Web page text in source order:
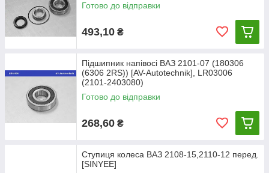
Готово до відправки
493,10 ₴
Підшипник напівосі ВАЗ 2101-07 (180306
(6306 2RS)) [AV-Autotechnik], LR03006
(2101-2403080)
Готово до відправки
268,60 ₴
Ступиця колеса ВАЗ 2108-15,2110-12 перед.
[SINYEE]